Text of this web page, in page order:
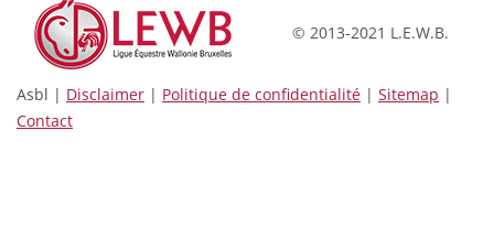
© 2013-2021 L.E.W.B.
Asbl | Disclaimer | Politique de confidentialité | Sitemap |
Contact